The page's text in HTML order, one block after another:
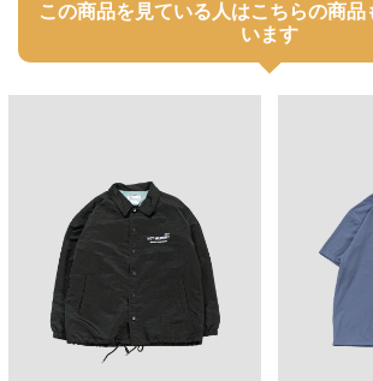
この商品を見ている人はこちらの商品
います